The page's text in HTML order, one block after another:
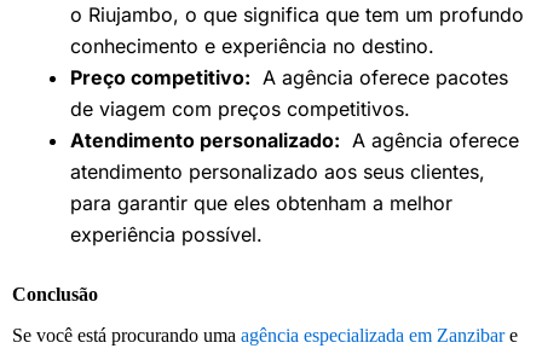
o Riujambo, o que significa que tem um profundo
conhecimento e experiência no destino.
Preço competitivo: A agência oferece pacotes
de viagem com preços competitivos.
Atendimento personalizado: A agência oferece
atendimento personalizado aos seus clientes,
para garantir que eles obtenham a melhor
experiência possível.
Conclusão
Se você está procurando uma agência especializada em Zanzibare